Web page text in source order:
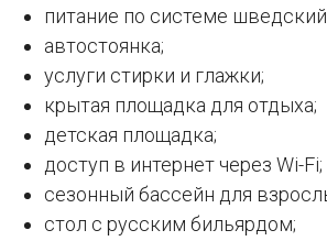
питание по системе
автостоянка;
услуги стирки и глажки;
крытая площадка для отдыха;
детская площадка;
доступ в интернет через Wi-Fi;
сезонный бассейн для
стол с русским бильярдом;